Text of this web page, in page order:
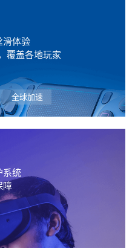
滑体验
覆盖各地玩家
全球加速
系统
障